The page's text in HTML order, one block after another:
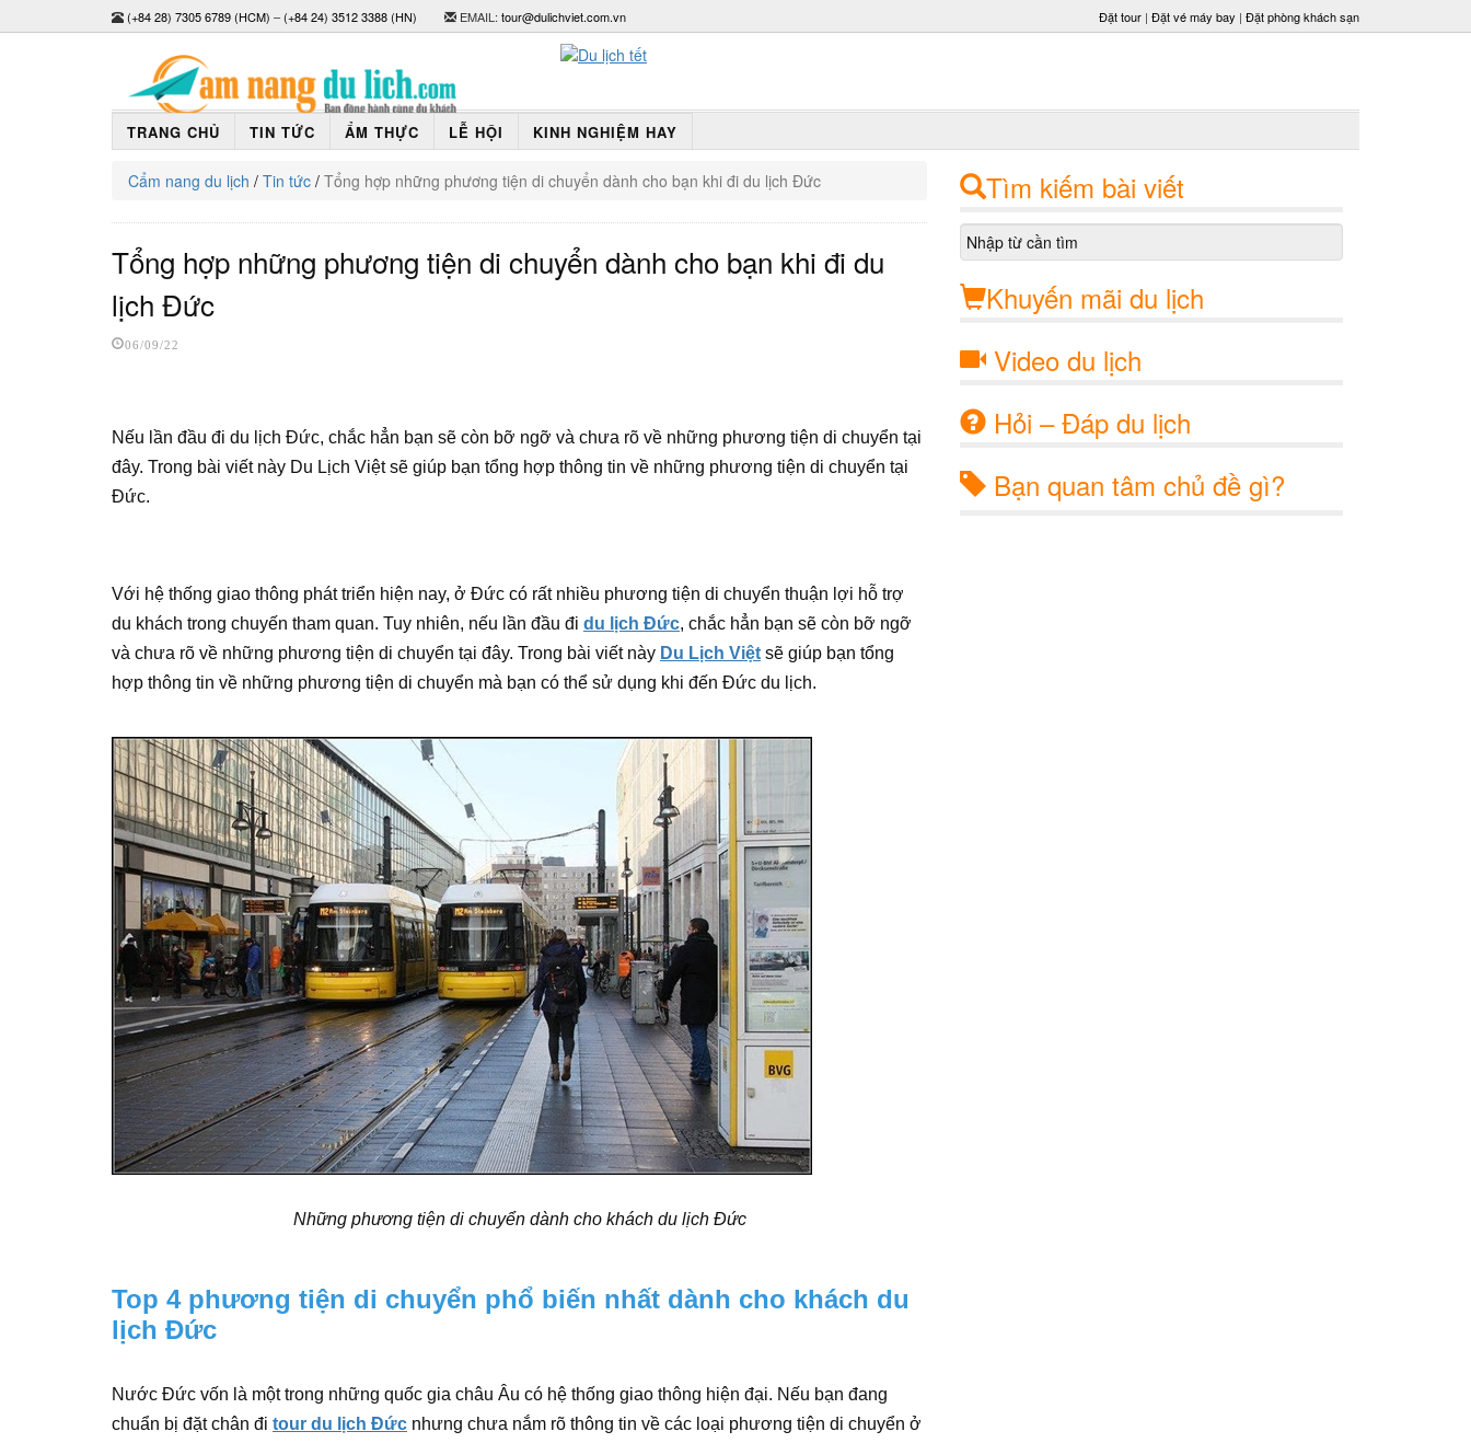
(+84 28) 7305 6789 (HCM) –(+84 24) 3512 3388 (HN) EMAIL: tour@dulichviet.com.vn Đặt tour | Đặt vé máy bay | Đặt phòng khách sạn
TRANG CHỦ TIN TỨC ẨM THỰC LỄ HỘI KINH NGHIỆM HAY
Cẩm nang du lịch / Tin tức / Tổng hợp những phương tiện di chuyển dành cho bạn khi đi du lịch Đức
Tổng hợp những phương tiện di chuyển dành cho bạn khi đi du
lịch Đức
06/09/22
Nếu lần đầu đi du lịch Đức, chắc hẳn bạn sẽ còn bỡ ngỡ và chưa rõ về những phương tiện di chuyển tại
đây. Trong bài viết này Du Lịch Việt sẽ giúp bạn tổng hợp thông tin về những phương tiện di chuyển tại
Đức.
Với hệ thống giao thông phát triển hiện nay, ở Đức có rất nhiều phương tiện di chuyển thuận lợi hỗ trợ
du khách trong chuyến tham quan. Tuy nhiên, nếu lần đầu đi du lịch Đức, chắc hẳn bạn sẽ còn bỡ ngỡ
và chưa rõ về những phương tiện di chuyển tại đây. Trong bài viết này Du Lịch Việt sẽ giúp bạn tổng
hợp thông tin về những phương tiện di chuyển mà bạn có thể sử dụng khi đến Đức du lịch.
Những phương tiện di chuyển dành cho khách du lịch Đức
Top 4 phương tiện di chuyển phổ biến nhất dành cho khách du
lịch Đức
Nước Đức vốn là một trong những quốc gia châu Âu có hệ thống giao thông hiện đại. Nếu bạn đang
chuẩn bị đặt chân đi tour du lịch Đức nhưng chưa nắm rõ thông tin về các loại phương tiện di chuyển ở
Tìm kiếm bài viết
Khuyến mãi du lịch
Video du lịch
Hỏi – Đáp du lịch
Bạn quan tâm chủ đề gì?